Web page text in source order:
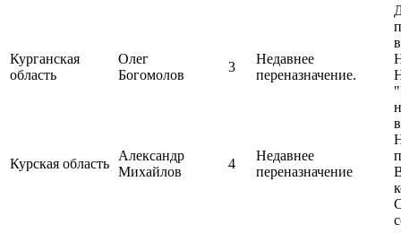
Курганская
область
Олег
Богомолов
3
Недавнее
переназначение.
Курская область
Александр
Михайлов
4
Недавнее
переназначение